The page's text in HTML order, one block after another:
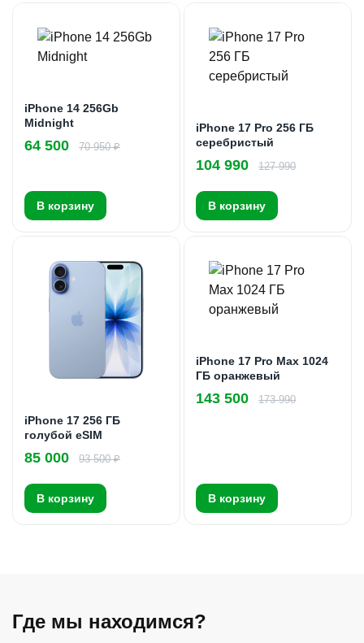
iPhone 14 256Gb
Midnight
64 500 70 950 ₽
В корзину
iPhone 17 Pro 256 ГБ
серебристый
104 990 127 990
В корзину
iPhone 17 256 ГБ
голубой eSIM
85 000 93 500 ₽
В корзину
iPhone 17 Pro Max 1024
ГБ оранжевый
143 500 173 990
В корзину
Где мы находимся?